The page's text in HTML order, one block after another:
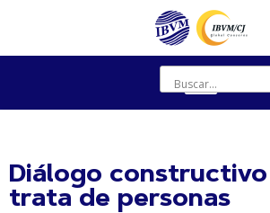
Diálogo
trata de personas